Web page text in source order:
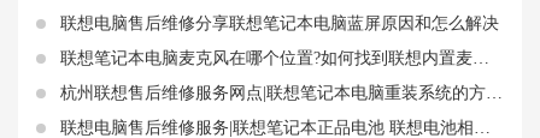
联想电脑售后维修分享联想笔记本电脑蓝屏原因和怎么解决
联想笔记本电脑麦克风在哪个位置?如何找到联想内置麦克风并使用它
杭州联想售后维修服务网点|联想笔记本电脑重装系统的方法和费用
联想电脑售后维修服务|联想笔记本正品电池 联想电池相关知识